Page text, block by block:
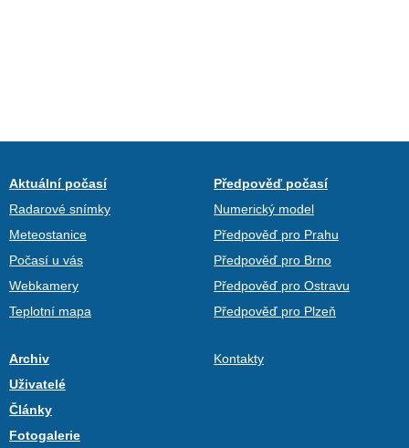
Aktuální počasí
Radarové snímky
Meteostanice
Počasí u vás
Webkamery
Teplotní mapa
Předpověď počasí
Numerický model
Předpověď pro Prahu
Předpověď pro Brno
Předpověď pro Ostravu
Předpověď pro Plzeň
Archiv
Uživatelé
Články
Fotogalerie
Kontakty